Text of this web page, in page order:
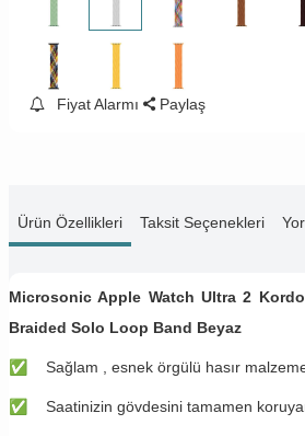
Fiyat Alarmı Paylaş
Ürün Özellikleri Taksit Seçenekleri
Microsonic Apple Watch Ultra 2
Braided Solo Loop Band Beyaz
✅ ​Sağlam , esnek örgülü hasır
✅ ​Saatinizin gövdesini tamamen